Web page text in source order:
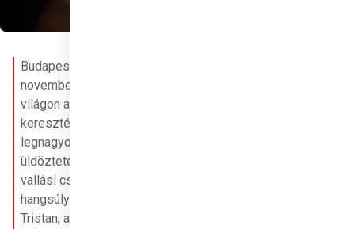
Budapest, 2024.
november 20. – A
világon a
kereszténység a
legnagyobb számban
üldöztetést szenvedő
vallási csoport –
hangsúlyozta Azbej
Tristan, a